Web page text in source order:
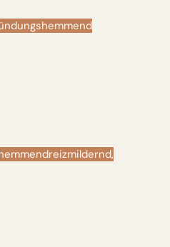
reizmildernd,